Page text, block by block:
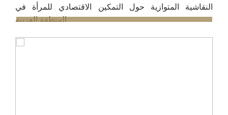
النقاشية المتوازية حول التمكين الاقتصادي للمرأة في
المنطقة العربية